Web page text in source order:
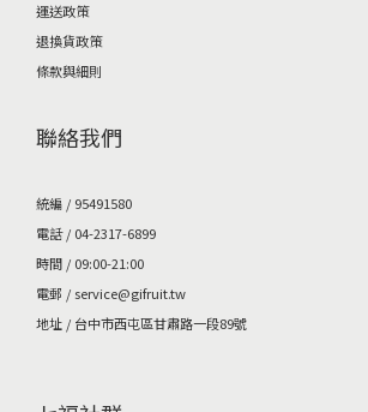
運送政策
退換貨政策
條款與細則
聯絡我們
統編 / 95491580
電話 / 04-2317-6899
時間 / 09:00-21:00
電郵 / service@gifruit.tw
地址 / 台中市西屯區甘肅路一段89號